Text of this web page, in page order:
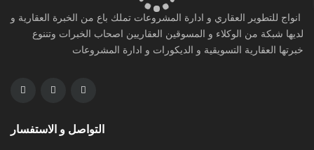
انواج للتطوير العقاري و ادارة المشروعات تملك باع من الخبرة العقارية و
لديها شبكة من الوكلاء و المسوقين العقاريين اصحاب الخبرات وتننوع
خبرتها العقارية التسويقية و الديكورات و ادارة المشروعات
التواصل و الاستفسار